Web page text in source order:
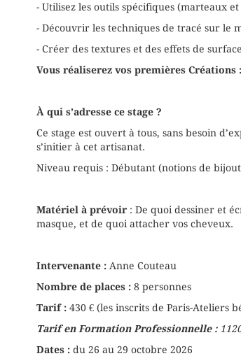
- Utilisez les outils spécifiques (marteaux et
- Découvrir les techniques de tracé sur le
- Créer des textures et des effets de
Vous réaliserez vos premières Créations :
À qui s’adresse ce stage ?
Ce stage est ouvert à tous, sans besoin
s’initier à cet artisanat.
Niveau requis : Débutant (notions de
Matériel à prévoir : De quoi dessiner et
masque, et de quoi attacher vos cheveux.
Intervenante : Anne Couteau
Nombre de places : 8 personnes
Tarif : 430 € (les inscrits de Paris-Ateliers
Tarif en Formation Professionnelle :
Dates : du 26 au 29 octobre 2026